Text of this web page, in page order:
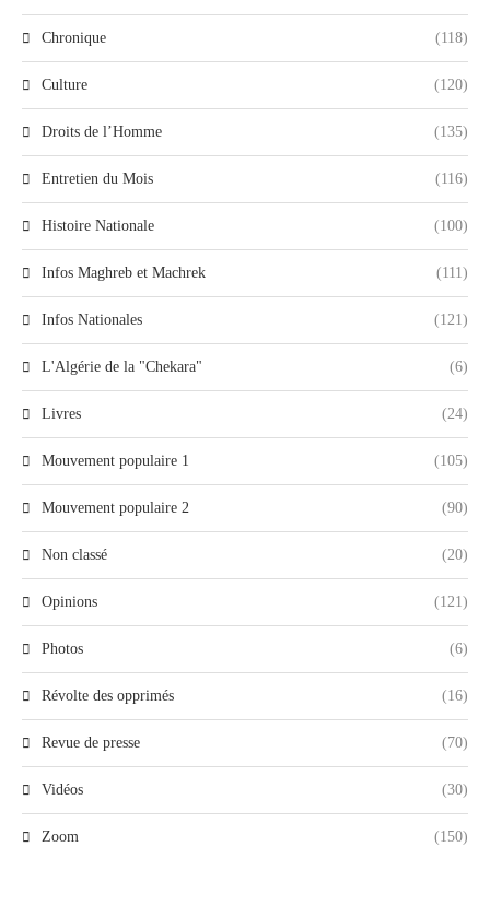
Chronique (118)
Culture (120)
Droits de l’Homme (135)
Entretien du Mois (116)
Histoire Nationale (100)
Infos Maghreb et Machrek (111)
Infos Nationales (121)
L'Algérie de la "Chekara" (6)
Livres (24)
Mouvement populaire 1 (105)
Mouvement populaire 2 (90)
Non classé (20)
Opinions (121)
Photos (6)
Révolte des opprimés (16)
Revue de presse (70)
Vidéos (30)
Zoom (150)